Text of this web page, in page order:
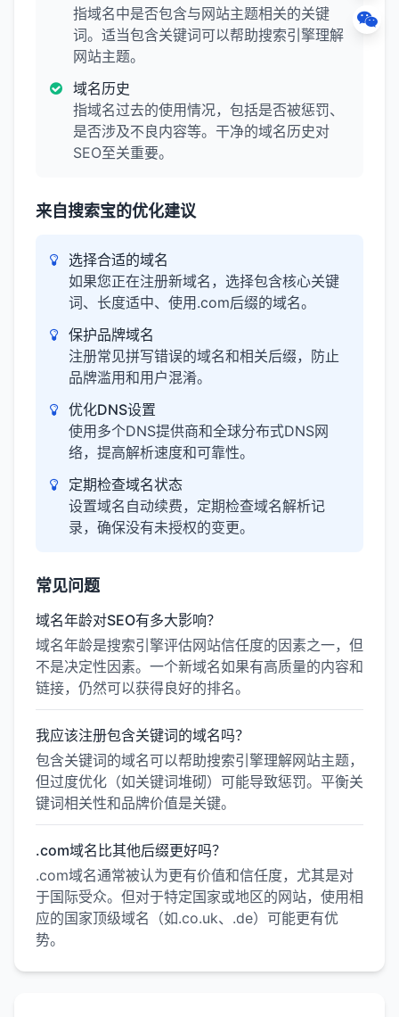
指域名中是否包含与网站主题相关的关键
词。适当包含关键词可以帮助搜索引擎理解
网站主题。
域名历史
指域名过去的使用情况，包括是否被惩罚、
是否涉及不良内容等。干净的域名历史对
SEO至关重要。
来自搜索宝的优化建议
选择合适的域名
如果您正在注册新域名，选择包含核心关键
词、长度适中、使用.com后缀的域名。
保护品牌域名
注册常见拼写错误的域名和相关后缀，防止
品牌滥用和用户混淆。
优化DNS设置
使用多个DNS提供商和全球分布式DNS网
络，提高解析速度和可靠性。
定期检查域名状态
设置域名自动续费，定期检查域名解析记
录，确保没有未授权的变更。
常见问题
域名年龄对SEO有多大影响？
域名年龄是搜索引擎评估网站信任度的因素之一，但
不是决定性因素。一个新域名如果有高质量的内容和
链接，仍然可以获得良好的排名。
我应该注册包含关键词的域名吗？
包含关键词的域名可以帮助搜索引擎理解网站主题，
但过度优化（如关键词堆砌）可能导致惩罚。平衡关
键词相关性和品牌价值是关键。
.com域名比其他后缀更好吗？
.com域名通常被认为更有价值和信任度，尤其是对
于国际受众。但对于特定国家或地区的网站，使用相
应的国家顶级域名（如.co.uk、.de）可能更有优
势。